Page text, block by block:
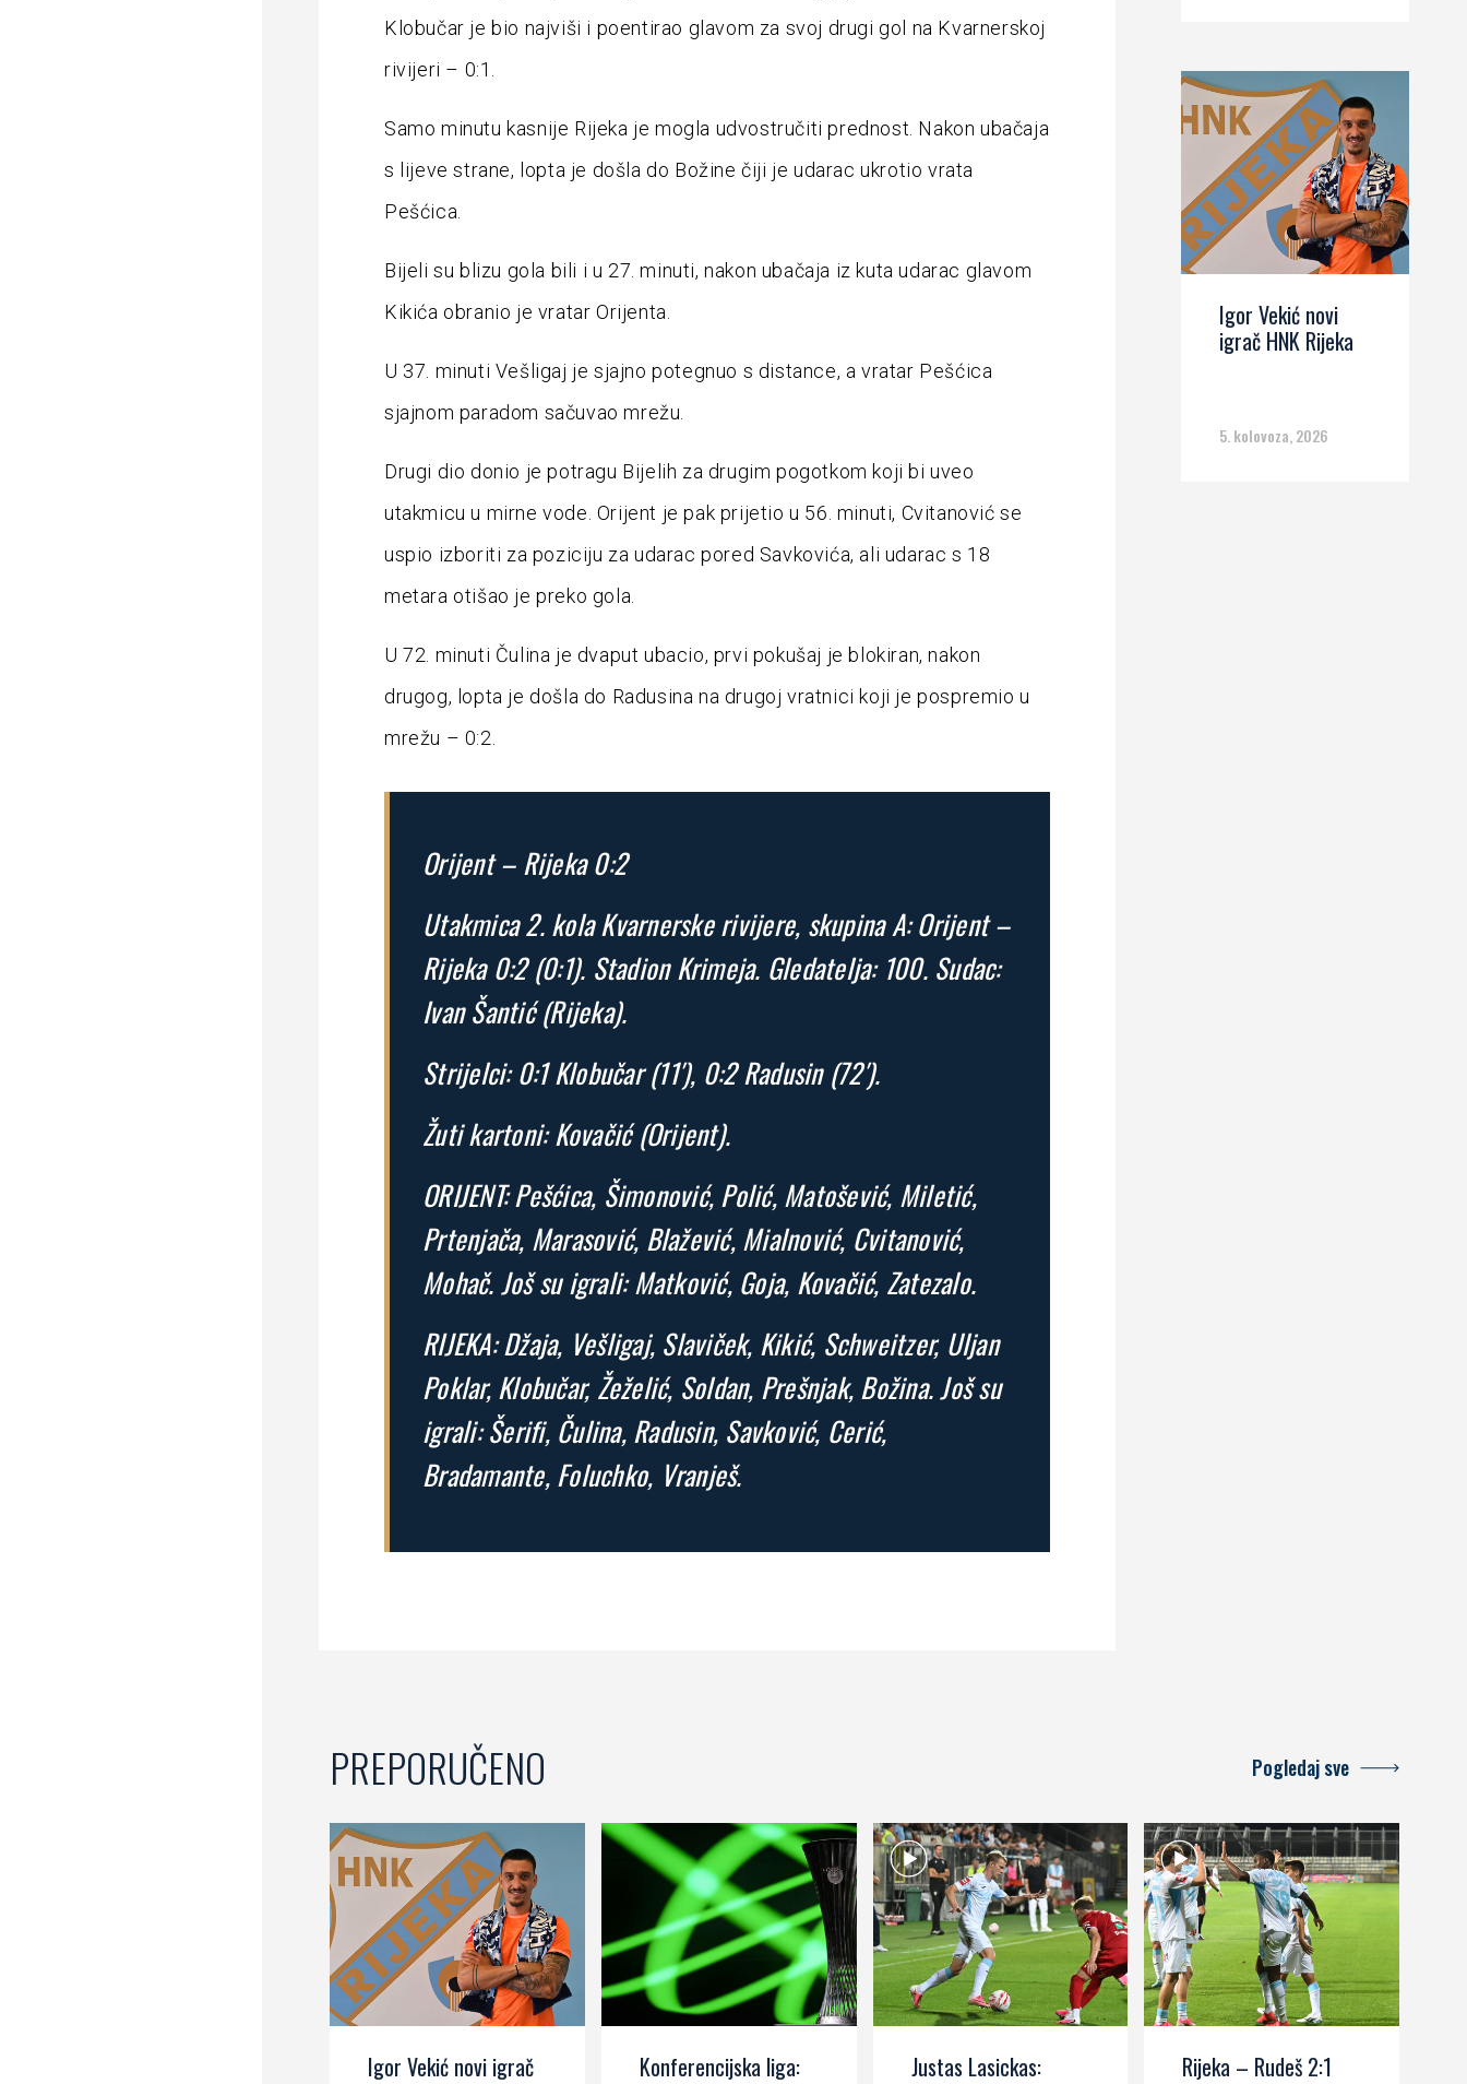
Klobučar je bio najviši i poentirao glavom za svoj drugi gol na Kvarnerskoj
rivijeri – 0:1.
Samo minutu kasnije Rijeka je mogla udvostručiti prednost. Nakon ubačaja
s lijeve strane, lopta je došla do Božine čiji je udarac ukrotio vrata
Pešćica.
Bijeli su blizu gola bili i u 27. minuti, nakon ubačaja iz kuta udarac glavom
Kikića obranio je vratar Orijenta.
U 37. minuti Vešligaj je sjajno potegnuo s distance, a vratar Pešćica
sjajnom paradom sačuvao mrežu.
Drugi dio donio je potragu Bijelih za drugim pogotkom koji bi uveo
utakmicu u mirne vode. Orijent je pak prijetio u 56. minuti, Cvitanović se
uspio izboriti za poziciju za udarac pored Savkovića, ali udarac s 18
metara otišao je preko gola.
U 72. minuti Čulina je dvaput ubacio, prvi pokušaj je blokiran, nakon
drugog, lopta je došla do Radusina na drugoj vratnici koji je pospremio u
mrežu – 0:2.
Orijent – Rijeka 0:2
Utakmica 2. kola Kvarnerske rivijere, skupina A: Orijent –
Rijeka 0:2 (0:1). Stadion Krimeja. Gledatelja: 100. Sudac:
Ivan Šantić (Rijeka).
Strijelci: 0:1 Klobučar (11′), 0:2 Radusin (72′).
Žuti kartoni: Kovačić (Orijent).
ORIJENT: Pešćica, Šimonović, Polić, Matošević, Miletić,
Prtenjača, Marasović, Blažević, Mialnović, Cvitanović,
Mohač. Još su igrali: Matković, Goja, Kovačić, Zatezalo.
RIJEKA: Džaja, Vešligaj, Slaviček, Kikić, Schweitzer, Uljan
Poklar, Klobučar, Žeželić, Soldan, Prešnjak, Božina. Još su
igrali: Šerifi, Čulina, Radusin, Savković, Cerić,
Bradamante, Foluchko, Vranješ.
Igor Vekić novi
igrač HNK Rijeka
5. kolovoza, 2026
PREPORUČENO Pogledaj sve
Igor Vekić novi igrač
Konferencijska liga:
Justas Lasickas:
Rijeka – Rudeš 2:1